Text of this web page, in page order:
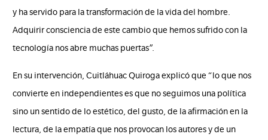
y ha servido para la transformación de la vida del hombre.
Adquirir consciencia de este cambio que hemos sufrido con la
tecnología nos abre muchas puertas”.
En su intervención, Cuitláhuac Quiroga explicó que “lo que nos
convierte en independientes es que no seguimos una política
sino un sentido de lo estético, del gusto, de la afirmación en la
lectura, de la empatía que nos provocan los autores y de un